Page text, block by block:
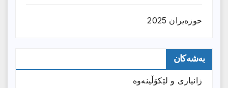
حوزه‌یران 2025
بەشەکان
زانیارى و لێکۆڵینەوە